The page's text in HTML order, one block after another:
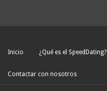
Inicio ¿Qué es el SpeedDating?
Contactar con nosotros